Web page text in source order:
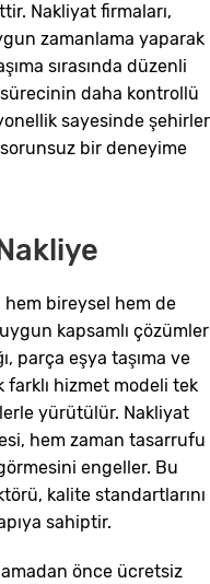
Nakliyat firmaları,
zamanlama yaparak
sırasında düzenli
daha kontrollü
sayesinde şehirler
sorunsuz bir deneyime
hem bireysel hem de
kapsamlı çözümler
parça eşya taşıma ve
farklı hizmet modeli tek
yürütülür. Nakliyat
hem zaman tasarrufu
engeller. Bu
kalite standartlarını
sahiptir.
önce ücretsiz